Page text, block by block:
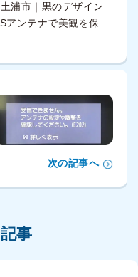
浦市｜黒のデザイン
アンテナで美観を保
次の記事へ
事